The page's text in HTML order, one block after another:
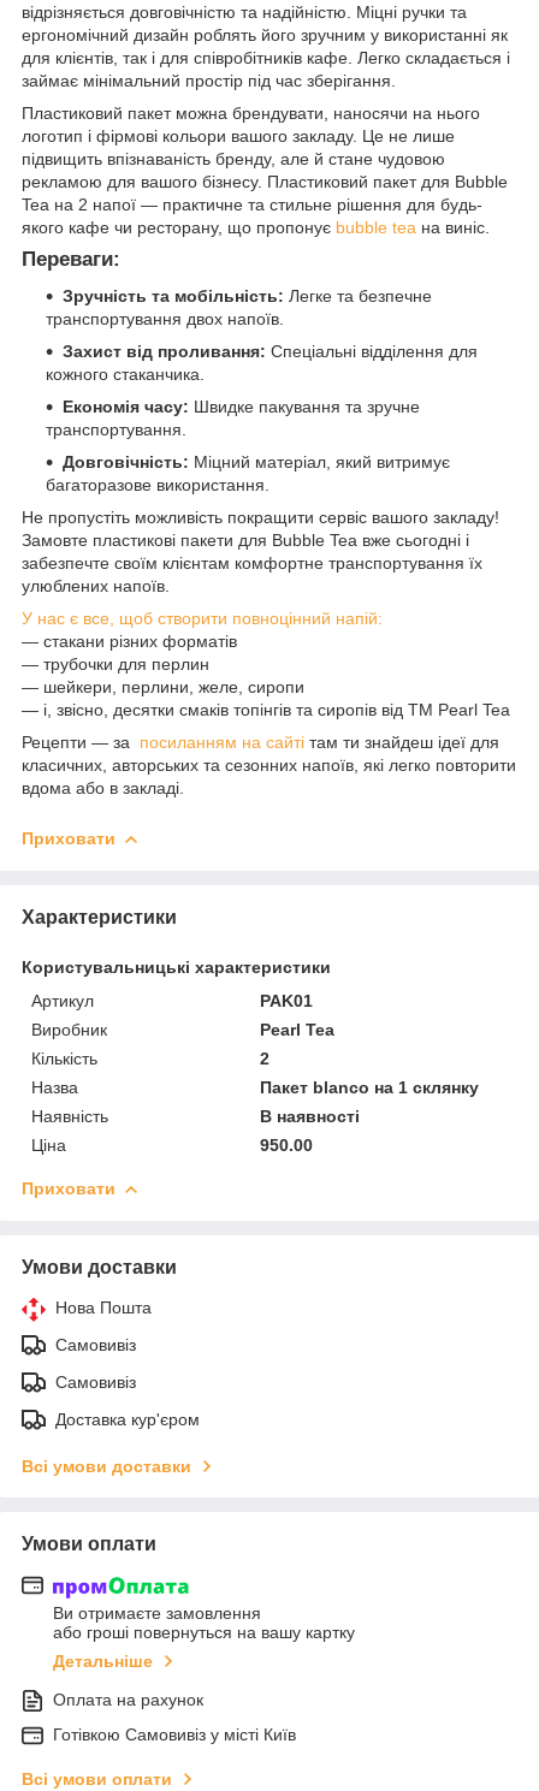
відрізняється довговічністю та надійністю. Міцні ручки та
ергономічний дизайн роблять його зручним у використанні як
для клієнтів, так і для співробітників кафе. Легко складається і
займає мінімальний простір під час зберігання.
Пластиковий пакет можна брендувати, наносячи на нього
логотип і фірмові кольори вашого закладу. Це не лише
підвищить впізнаваність бренду, але й стане чудовою
рекламою для вашого бізнесу. Пластиковий пакет для Bubble
Tea на 2 напої — практичне та стильне рішення для будь-
якого кафе чи ресторану, що пропонує bubble tea на виніс.
Переваги:
Зручність та мобільність: Легке та безпечне
транспортування двох напоїв.
Захист від проливання: Спеціальні відділення для
кожного стаканчика.
Економія часу: Швидке пакування та зручне
транспортування.
Довговічність: Міцний матеріал, який витримує
багаторазове використання.
Не пропустіть можливість покращити сервіс вашого закладу!
Замовте пластикові пакети для Bubble Tea вже сьогодні і
забезпечте своїм клієнтам комфортне транспортування їх
улюблених напоїв.
У нас є все, щоб створити повноцінний напій:
— стакани різних форматів
— трубочки для перлин
— шейкери, перлини, желе, сиропи
— і, звісно, десятки смаків топінгів та сиропів від ТМ Pearl Tea
Рецепти — за посиланням на сайті там ти знайдеш ідеї для
класичних, авторських та сезонних напоїв, які легко повторити
вдома або в закладі.
Приховати
Характеристики
Користувальницькі характеристики
Артикул
PAK01
Виробник
Pearl Tea
Кількість
2
Назва
Пакет blanco на 1 склянку
Наявність
В наявності
Ціна
950.00
Приховати
Умови доставки
Нова Пошта
Самовивіз
Самовивіз
Доставка кур'єром
Всі умови доставки
Умови оплати
Ви отримаєте замовлення
або гроші повернуться на вашу картку
Детальніше
Оплата на рахунок
Готiвкою Самовивiз у місті Київ
Всі умови оплати